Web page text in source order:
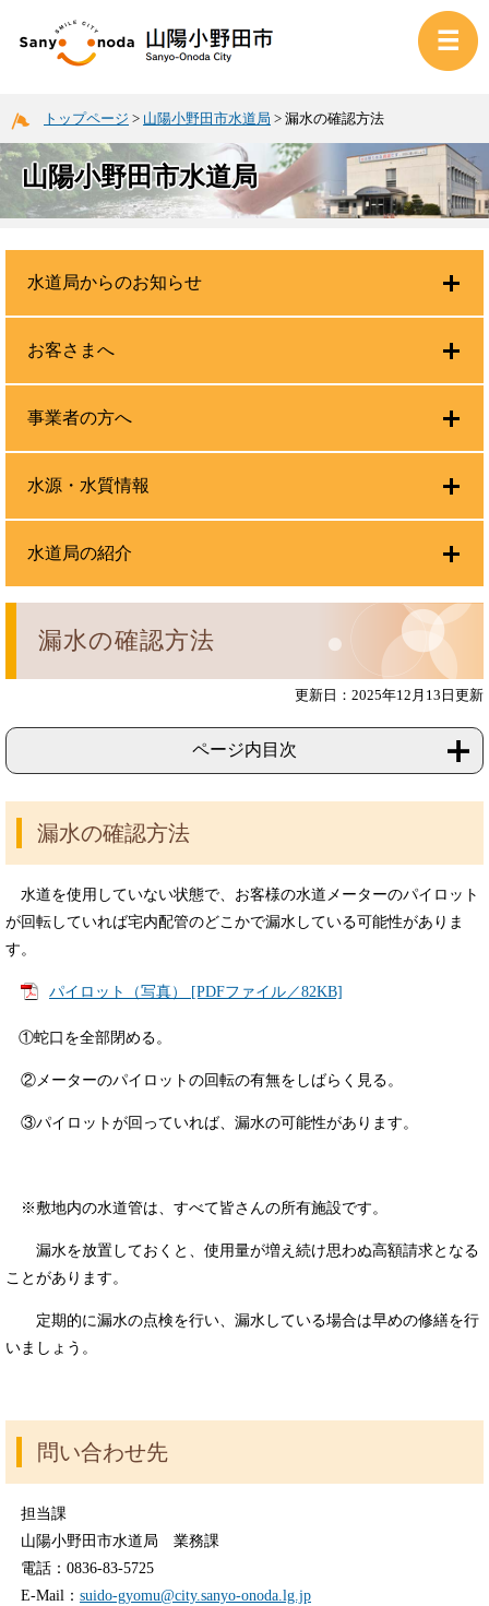
トップページ > 山陽小野田市水道局 > 漏水の確認方法
山陽小野田市水道局
漏水の確認方法
更新日：2025年12月13日更新
ページ内目次
漏水の確認方法
水道を使用していない状態で、お客様の水道メーターのパイロット
が回転していれば宅内配管のどこかで漏水している可能性がありま
す。
パイロット（写真） [PDFファイル／82KB]
①蛇口を全部閉める。
②メーターのパイロットの回転の有無をしばらく見る。
③パイロットが回っていれば、漏水の可能性があります。
※敷地内の水道管は、すべて皆さんの所有施設です。
漏水を放置しておくと、使用量が増え続け思わぬ高額請求となる
ことがあります。
定期的に漏水の点検を行い、漏水している場合は早めの修繕を行
いましょう。
問い合わせ先
担当課
山陽小野田市水道局 業務課
電話：0836-83-5725
E-Mail： suido-gyomu@city.sanyo-onoda.lg.jp
水道局からのお知らせ
お客さまへ
事業者の方へ
水源・水質情報
水道局の紹介